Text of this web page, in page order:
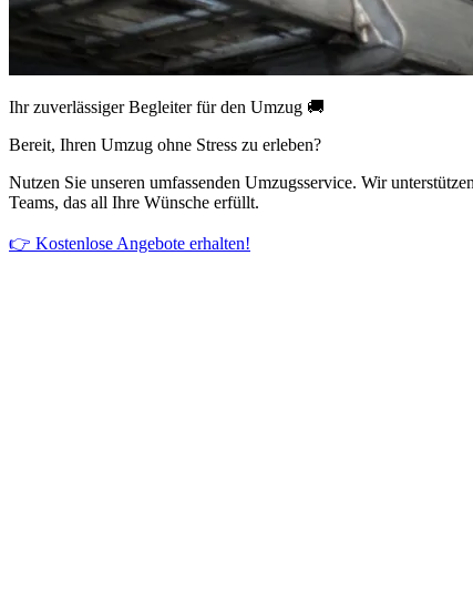
Ihr zuverlässiger Begleiter für den Umzug 🚚
Bereit, Ihren Umzug ohne Stress zu erleben?
Nutzen Sie unseren umfassenden Umzugsservice. Wir
Teams, das all Ihre Wünsche erfüllt.
👉 Kostenlose Angebote erhalten!